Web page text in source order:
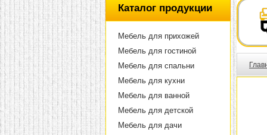
Каталог продукции
Мебель для прихожей
Мебель для гостиной
Мебель для спальни
Мебель для кухни
Мебель для ванной
Мебель для детской
Мебель для дачи